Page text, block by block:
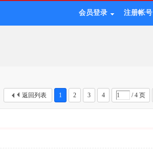
会员登录 注册帐号
1 2 3 4 / 4 页
返回列表